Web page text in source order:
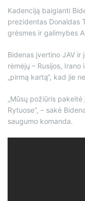
Kadenciją baigianti
prezidentas Donaldas
grėsmes ir galimybes
Bidenas įvertino JAV ir
rėmėjų – Rusijos, Irano
„pirmą kartą“, kad jie
„Mūsų požiūris
Rytuose“, – sakė
saugumo komanda.